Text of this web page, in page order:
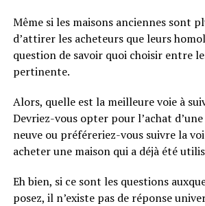
Même si les maisons anciennes sont
d’attirer les acheteurs que leurs
question de savoir quoi choisir entre
pertinente.
Alors, quelle est la meilleure voie à
Devriez-vous opter pour l’achat
neuve ou préféreriez-vous suivre la
acheter une maison qui a déjà été
Eh bien, si ce sont les questions
posez, il n’existe pas de réponse